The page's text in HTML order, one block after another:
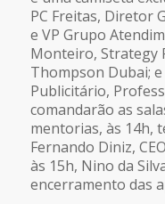
PC Freitas, Diretor
e VP Grupo
Monteiro, Strategy
Thompson Dubai;
Publicitário,
comandarão as
mentorias, às 14h,
Fernando Diniz,
às 15h, Nino da
encerramento das